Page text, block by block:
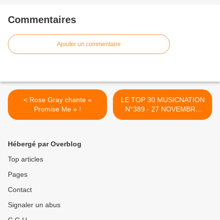
Commentaires
Ajouter un commentaire
< Rose Gray chante «
Promise Me » !
LE TOP 30 MUSICNATION
N°389 - 27 NOVEMBRE
2022 >
Hébergé par Overblog
Top articles
Pages
Contact
Signaler un abus